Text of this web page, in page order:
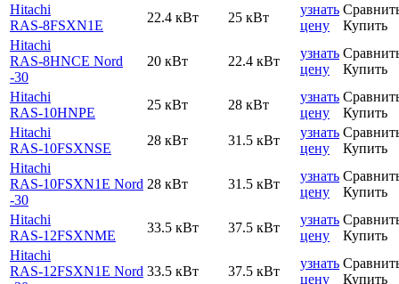
Hitachi
RAS-8FSXN1E
22.4 кВт 25 кВт
узнать
цену
Купить
Hitachi
RAS-8HNCE Nord
-30
20 кВт 22.4 кВт
узнать
цену
Купить
Hitachi
RAS-10HNPE
25 кВт 28 кВт
узнать
цену
Купить
Hitachi
RAS-10FSXNSE
28 кВт 31.5 кВт
узнать
цену
Купить
Hitachi
RAS-10FSXN1E Nord
-30
28 кВт 31.5 кВт
узнать
цену
Купить
Hitachi
RAS-12FSXNME
33.5 кВт 37.5 кВт
узнать
цену
Купить
Hitachi
RAS-12FSXN1E Nord 33.5 кВт 37.5 кВт
узнать
цену
Купить